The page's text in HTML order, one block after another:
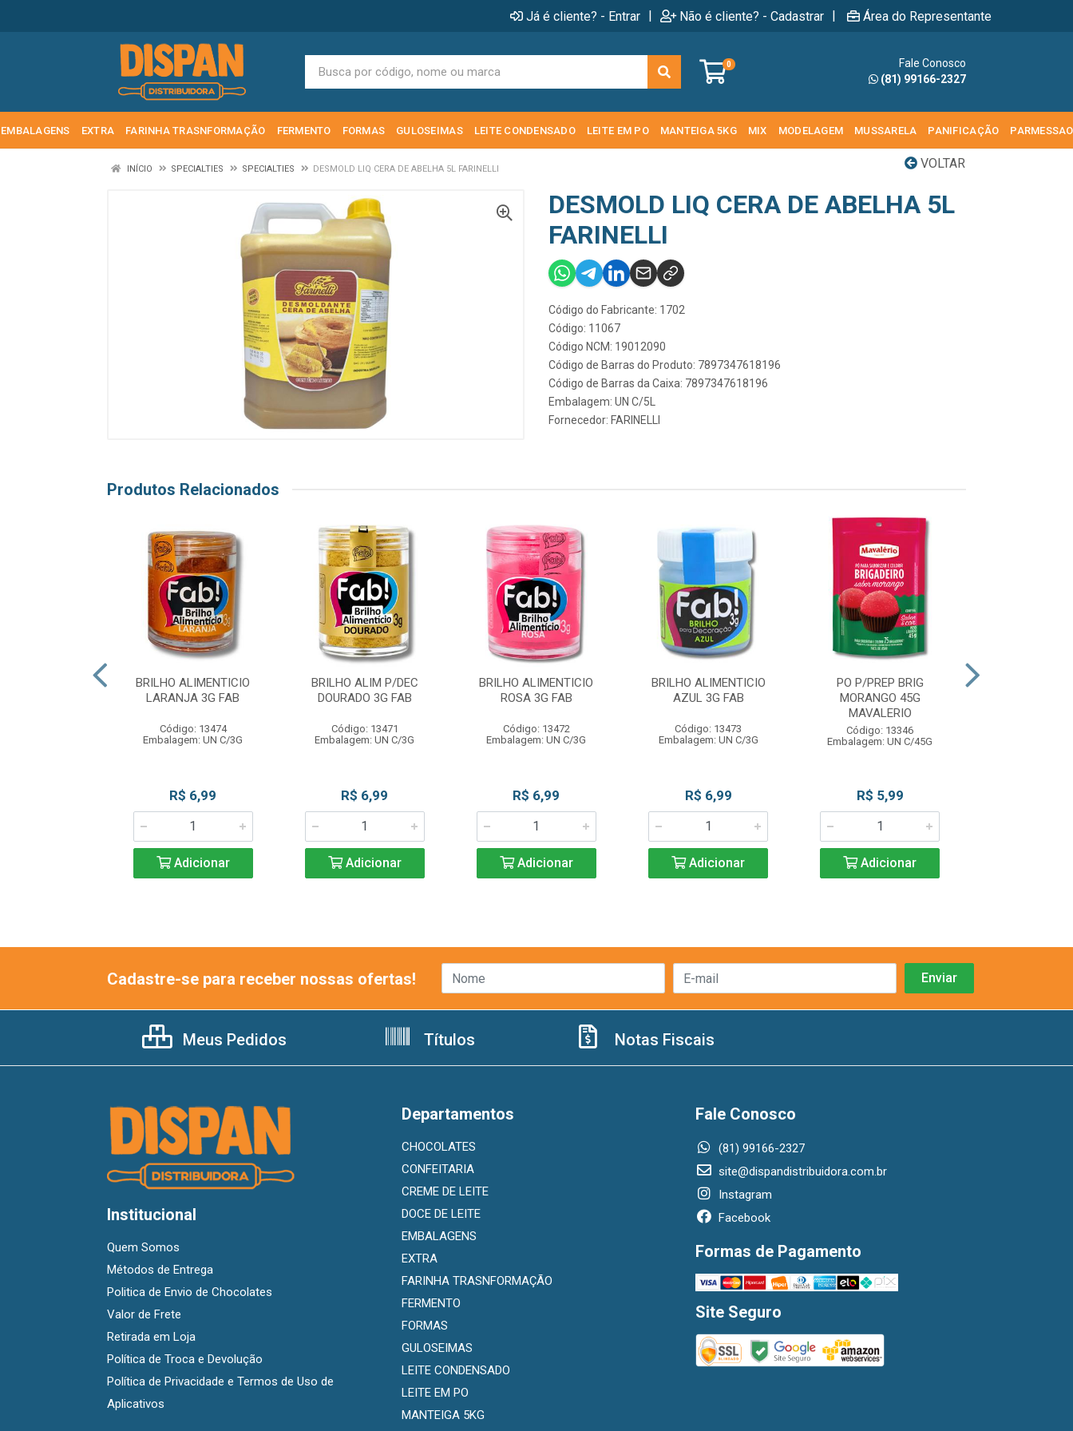
Já é cliente? - Entrar | Não é cliente? - Cadastrar | Área do Representante
0
Fale Conosco
(81) 99166-2327
EMBALAGENS EXTRA FARINHA TRASNFORMAÇÃO FERMENTO FORMAS GULOSEIMAS LEITE CONDENSADO LEITE EM PO MANTEIGA 5KG MIX MODELAGEM MUSSARELA PANIFICAÇÃO PARMESSAO
VOLTAR
INÍCIO SPECIALTIES SPECIALTIES DESMOLD LIQ CERA DE ABELHA 5L FARINELLI
DESMOLD LIQ CERA DE ABELHA 5L
FARINELLI
Código do Fabricante: 1702
Código: 11067
Código NCM: 19012090
Código de Barras do Produto: 7897347618196
Código de Barras da Caixa: 7897347618196
Embalagem: UN C/5L
Fornecedor: FARINELLI
Produtos Relacionados
BRILHO ALIMENTICIO
LARANJA 3G FAB
Código: 13474
Embalagem: UN C/3G
R$ 6,99
Adicionar
BRILHO ALIM P/DEC
DOURADO 3G FAB
Código: 13471
Embalagem: UN C/3G
R$ 6,99
Adicionar
BRILHO ALIMENTICIO
ROSA 3G FAB
Código: 13472
Embalagem: UN C/3G
R$ 6,99
Adicionar
BRILHO ALIMENTICIO
AZUL 3G FAB
Código: 13473
Embalagem: UN C/3G
R$ 6,99
Adicionar
PO P/PREP BRIG
MORANGO 45G
MAVALERIO
Código: 13346
Embalagem: UN C/45G
R$ 5,99
Adicionar
Cadastre-se para receber nossas ofertas!
Meus Pedidos Títulos Notas Fiscais
Institucional
Quem Somos
Métodos de Entrega
Politica de Envio de Chocolates
Valor de Frete
Retirada em Loja
Política de Troca e Devolução
Política de Privacidade e Termos de Uso de
Aplicativos
Departamentos
CHOCOLATES
CONFEITARIA
CREME DE LEITE
DOCE DE LEITE
EMBALAGENS
EXTRA
FARINHA TRASNFORMAÇÃO
FERMENTO
FORMAS
GULOSEIMAS
LEITE CONDENSADO
LEITE EM PO
MANTEIGA 5KG
Fale Conosco
(81) 99166-2327
site@dispandistribuidora.com.br
Instagram
Facebook
Formas de Pagamento
Site Seguro